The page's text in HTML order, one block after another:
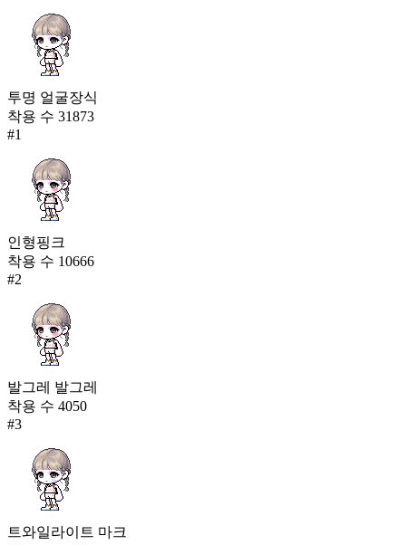
투명 얼굴장식
착용 수 31873
#1
인형핑크
착용 수 10666
#2
발그레 발그레
착용 수 4050
#3
트와일라이트 마크